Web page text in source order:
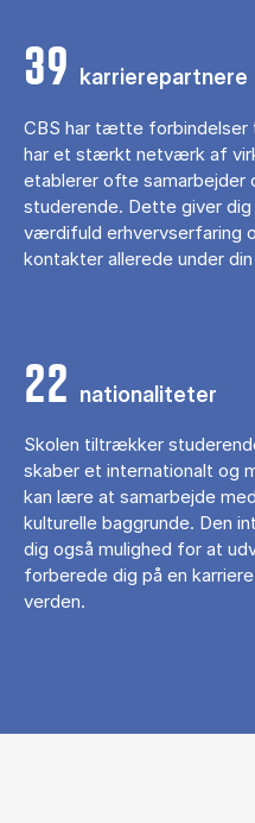
39 karrierepartnere
CBS har tætte forbindelser
har et stærkt netværk af
etablerer ofte samarbejder
studerende. Dette giver
værdifuld erhvervserfaring
kontakter allerede under
22 nationaliteter
Skolen tiltrækker
skaber et internationalt og
kan lære at samarbejde
kulturelle baggrunde. Den
dig også mulighed for at
forberede dig på en
verden.